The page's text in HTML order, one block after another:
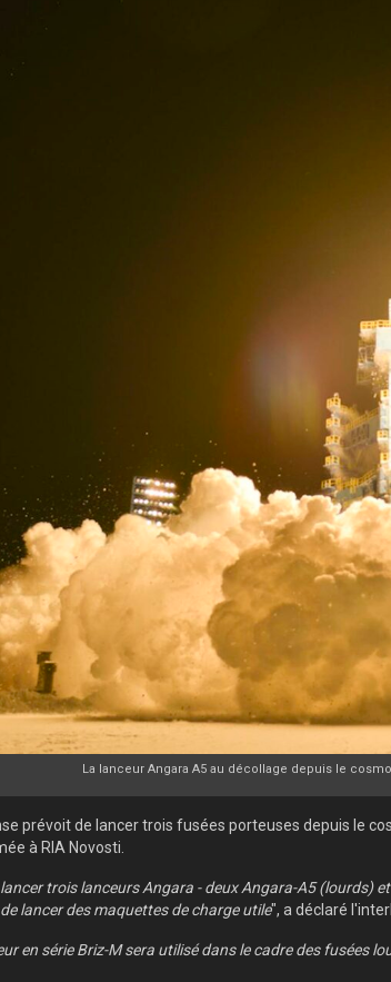
La lanceur Angara A5 au décollage depuis le
prévoit de lancer trois fusées porteuses depuis le
à RIA Novosti.
trois lanceurs Angara - deux Angara-A5
lancer des maquettes de charge utile", a déclaré
en série Briz-M sera utilisé dans le cadre des fusées